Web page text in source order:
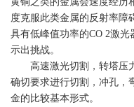
度克服此类金属的反射率障
具有低峰值功率的CO 2激
示出挑战。
高速激光切割，转塔压
确切要求进行切割，冲孔，
金的比较基本形式。